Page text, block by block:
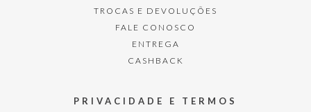
TROCAS E DEVOLUÇÕES
FALE CONOSCO
ENTREGA
CASHBACK
PRIVACIDADE E TERMOS